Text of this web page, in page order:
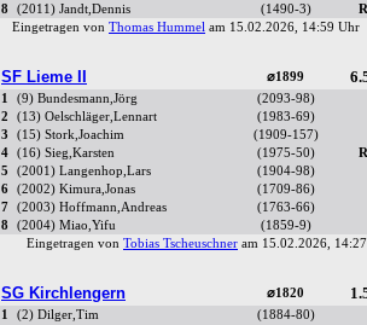
8
(2011) Jandt,Dennis (1490-3)
Eingetragen von Thomas Hummel am 15.02.2026, 14:59
SF Lieme II ⌀1899
1 (9) Bundesmann,Jörg (2093-98)
2
(13) Oelschläger,Lennart
(1983-69)
3
(15) Stork,Joachim
(1909-157)
4
(16) Sieg,Karsten (1975-50)
5
(2001) Langenhop,Lars (1904-98)
6
(2002) Kimura,Jonas (1709-86)
7
(2003) Hoffmann,Andreas (1763-66)
8
(2004) Miao,Yifu (1859-9)
Eingetragen von Tobias Tscheuschner am 15.02.2026,
SG Kirchlengern ⌀1820
1 (2) Dilger,Tim (1884-80)